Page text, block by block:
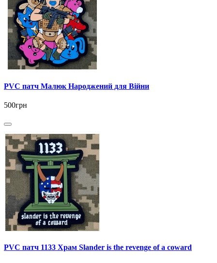
PVC патч Малюк Народжений для Війни
500грн
PVC патч 1133 Храм Slander is the revenge of a coward